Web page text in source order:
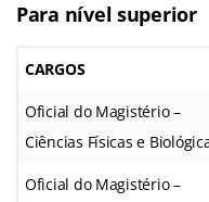
Para nível superior
CARGOS
Oficial do Magistério –
Ciências Físicas e
Oficial do Magistério –